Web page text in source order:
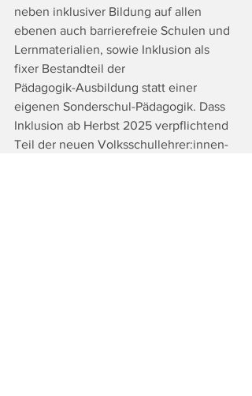
neben inklusiver Bildung auf allen
ebenen auch barrierefreie Schulen und
Lernmaterialien, sowie Inklusion als
fixer Bestandteil der
Pädagogik-Ausbildung statt einer
eigenen Sonderschul-Pädagogik. Dass
Inklusion ab Herbst 2025 verpflichtend
Teil der neuen Volksschullehrer:innen-